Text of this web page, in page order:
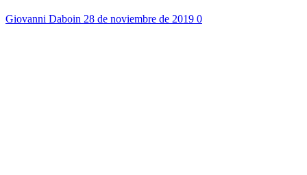
Giovanni Daboin 28 de noviembre de 2019 0